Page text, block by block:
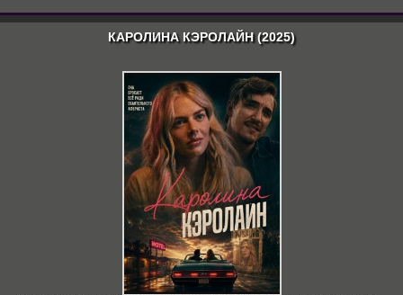
КАРОЛИНА КЭРОЛАЙН (2025)